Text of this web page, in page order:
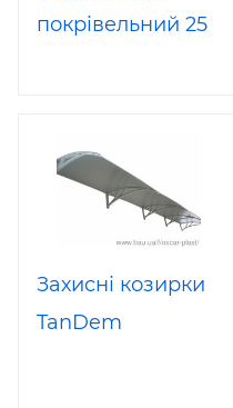
покрівельний 25
Захисні козирки
TanDem